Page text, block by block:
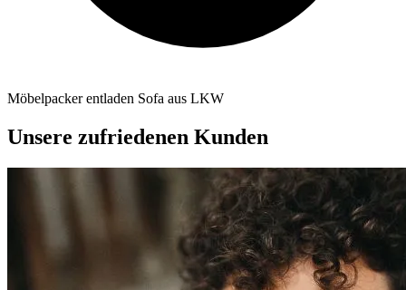
Möbelpacker entladen Sofa aus LKW
Unsere zufriedenen Kunden